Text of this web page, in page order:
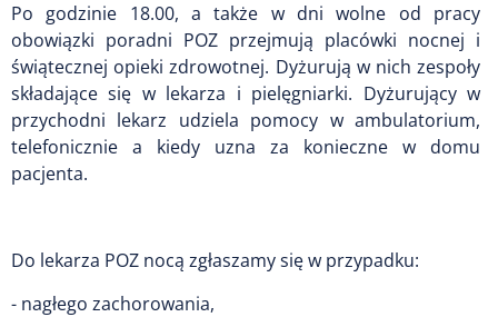
Po godzinie 18.00, a także w dni wolne od pracy
obowiązki poradni POZ przejmują placówki nocnej i
świątecznej opieki zdrowotnej. Dyżurują w nich zespoły
składające się w lekarza i pielęgniarki. Dyżurujący w
przychodni lekarz udziela pomocy w ambulatorium,
telefonicznie a kiedy uzna za konieczne w domu
pacjenta.
Do lekarza POZ nocą zgłaszamy się w przypadku:
- nagłego zachorowania,